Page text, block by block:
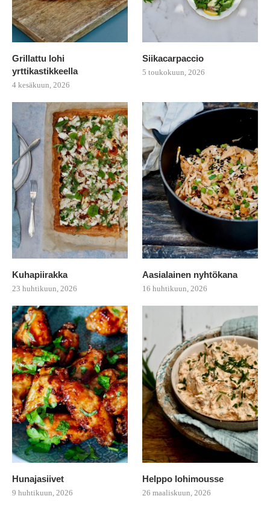
Grillattu lohi
yrttikastikkeella
4 kesäkuun, 2026
Siikacarpaccio
5 toukokuun, 2026
Kuhapiirakka
23 huhtikuun, 2026
Aasialainen nyhtökana
16 huhtikuun, 2026
Hunajasiivet
9 huhtikuun, 2026
Helppo lohimousse
26 maaliskuun, 2026